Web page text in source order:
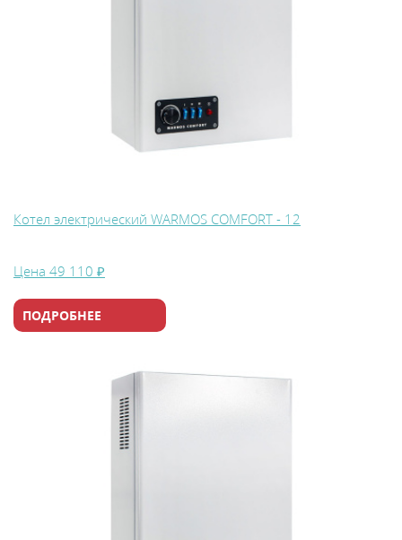
Котел электрический WARMOS COMFORT - 12
Цена 49 110 ₽
ПОДРОБНЕЕ